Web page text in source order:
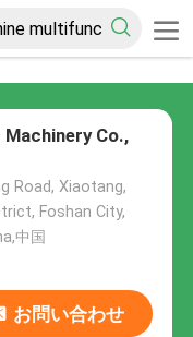
Co.,
Road, Xiaotang,
Foshan City,
中国
お問い合わせ